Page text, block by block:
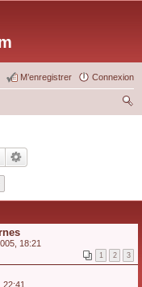
Connexion
M’enregistrer
18:21
1 2 3
22:41